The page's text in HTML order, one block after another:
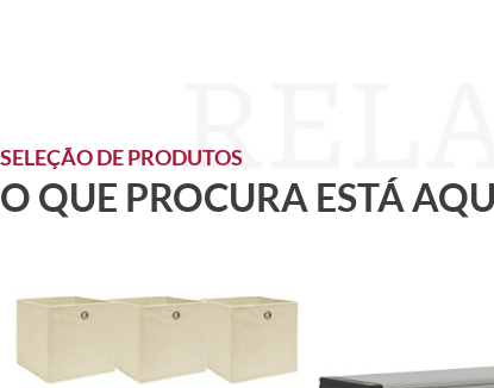
SELEÇÃO DE PRODUTOS
O QUE PROCURA ESTÁ